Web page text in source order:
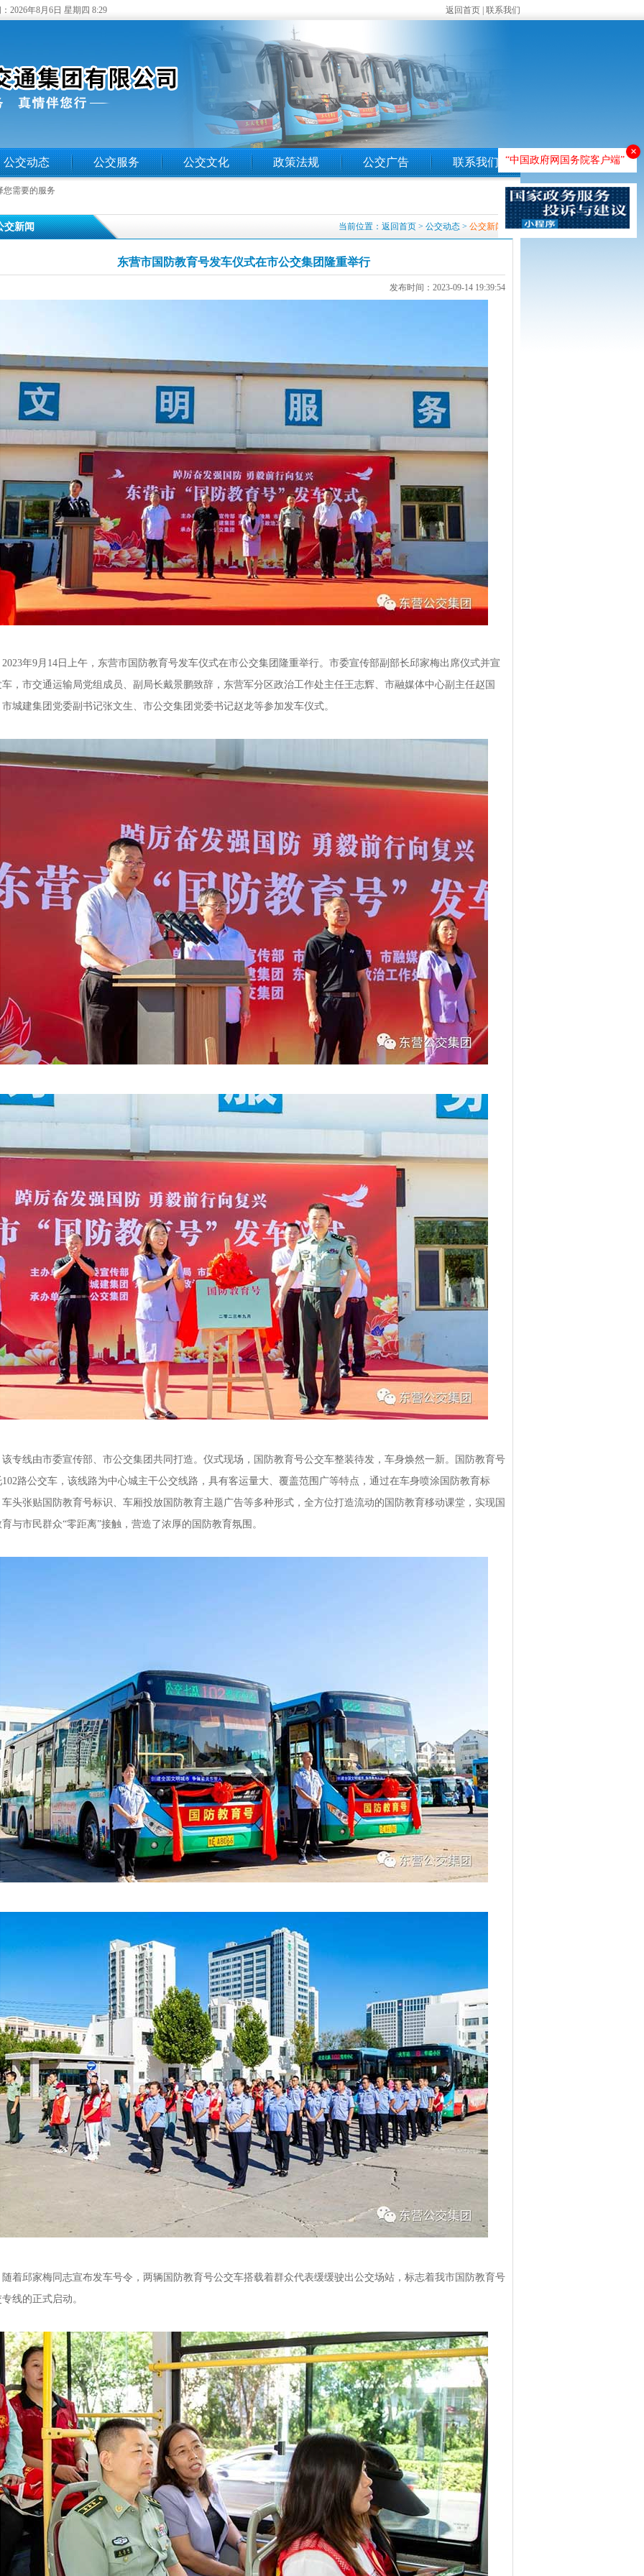
2026年8月6日 星期四 8:29 返回首页 联系我们
公交动态 公交服务 公交文化 政策法规 公交广告 联系我们
您需要的服务
当前位置： 返回首页 > 公交动态 > 公交新闻
交新闻
东营市国防教育号发车仪式在市公交集团隆重举行
发布时间：2023-09-14 19:39:54
年9月14日上午，东营市国防教育号发车仪式在市公交集团隆重举行。市委宣传部副部长邱家梅出席仪式并宣
车，市交通运输局党组成员、副局长戴景鹏致辞，东营军分区政治工作处主任王志辉、市融媒体中心副主任赵国
市城建集团党委副书记张文生、市公交集团党委书记赵龙等参加发车仪式。
线由市委宣传部、市公交集团共同打造。仪式现场，国防教育号公交车整装待发，车身焕然一新。国防教育号
102路公交车，该线路为中心城主干公交线路，具有客运量大、覆盖范围广等特点，通过在车身喷涂国防教育标
车头张贴国防教育号标识、车厢投放国防教育主题广告等多种形式，全方位打造流动的国防教育移动课堂，实现国
育与市民群众“零距离”接触，营造了浓厚的国防教育氛围。
邱家梅同志宣布发车号令，两辆国防教育号公交车搭载着群众代表缓缓驶出公交场站，标志着我市国防教育号
线的正式启动。
×
“中国政府网国务院客户端”